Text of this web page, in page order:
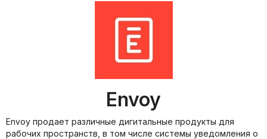
Envoy
Envoy продает различные дигитальные продукты для
рабочих пространств, в том числе системы уведомления о